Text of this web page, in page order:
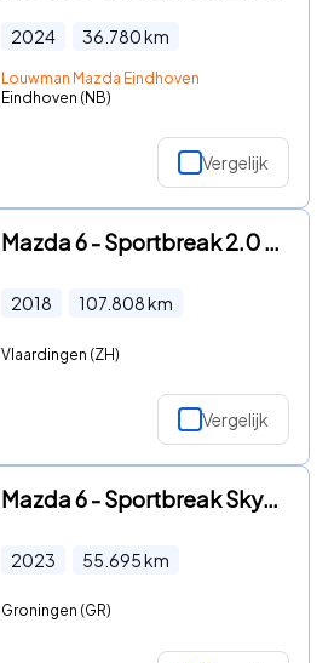
2024 36.780km
Louwman Mazda Eindhoven
Eindhoven (NB)
Vergelijk
Mazda 6 - Sportbreak 2.0 SAG 165 Drive Aut. | Leder | Bose audio | Sto
2018 107.808km
Vlaardingen (ZH)
Vergelijk
Mazda 6 - Sportbreak Skyactiv-G 165 Automaat Centre-Line / Trekhaak
2023 55.695km
Groningen (GR)